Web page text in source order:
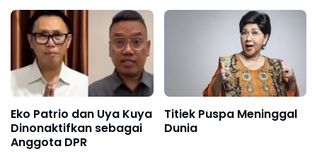
Eko Patrio dan Uya Kuya
Dinonaktifkan sebagai
Anggota DPR
Titiek Puspa Meninggal
Dunia